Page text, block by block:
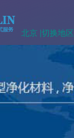
北京 |切换地区